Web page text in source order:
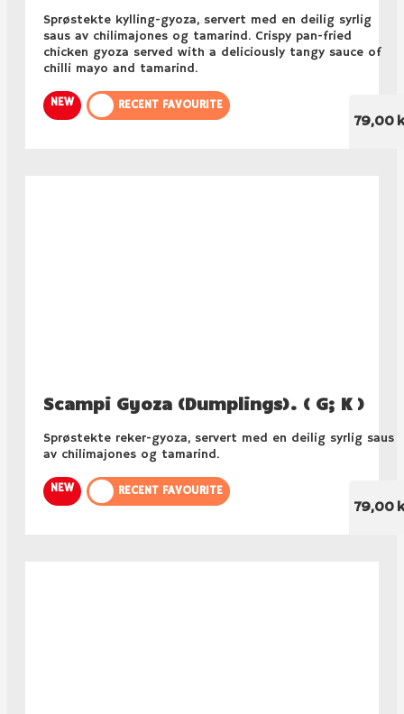
Sprøstekte kylling-gyoza, servert med en deilig syrlig
saus av chilimajones og tamarind. Crispy pan-fried
chicken gyoza served with a deliciously tangy sauce of
chilli mayo and tamarind.
NEW RECENT FAVOURITE
79,00
Scampi Gyoza (Dumplings). ( G; K )
Sprøstekte reker-gyoza, servert med en deilig syrlig saus
av chilimajones og tamarind.
NEW RECENT FAVOURITE
79,00